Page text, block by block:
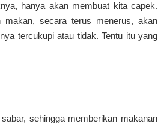
hanya akan membuat kita capek.
secara terus menerus, akan
tercukupi atau tidak. Tentu itu yang
sehingga memberikan makanan